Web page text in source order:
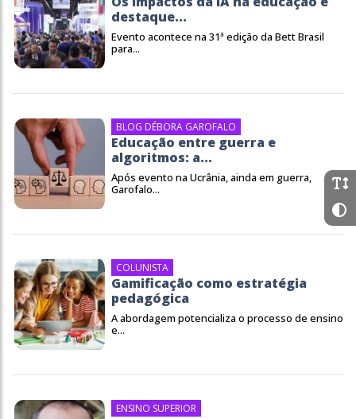
destaque...
Evento acontece na 31ª edição da Bett Brasil
para...
BLOG DÉBORA GAROFALO
Educação entre guerra e
algoritmos: a...
Após evento na Ucrânia, ainda em guerra,
Garofalo...
COLUNISTA
Gamificação como estratégia
pedagógica
A abordagem potencializa o processo de ensino
e...
ENSINO SUPERIOR